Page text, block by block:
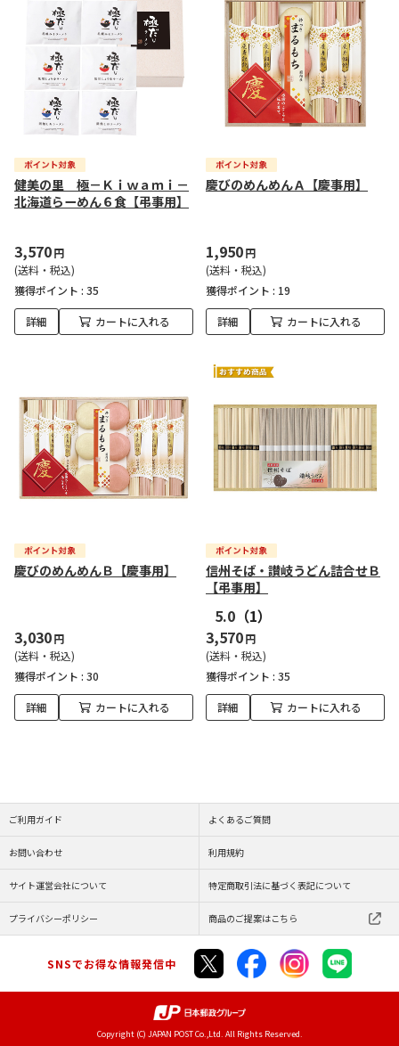
健美の里 極－Ｋｉｗａｍｉ－
北海道らーめん６食【弔事用】
3,570円
(送料・税込)
獲得ポイント : 35
詳細 カートに入れる
慶びのめんめんＡ【慶事用】
1,950円
(送料・税込)
獲得ポイント : 19
詳細 カートに入れる
慶びのめんめんＢ【慶事用】
3,030円
(送料・税込)
獲得ポイント : 30
詳細 カートに入れる
信州そば・讃岐うどん詰合せＢ
【弔事用】
5.0 （1）
3,570円
(送料・税込)
獲得ポイント : 35
詳細 カートに入れる
ご利用ガイド よくあるご質問
お問い合わせ 利用規約
サイト運営会社について 特定商取引法に基づく表記について
プライバシーポリシー 商品のご提案はこちら
SNSでお得な情報発信中
Copyright (C) JAPAN POST Co.,Ltd. All Rights Reserved.